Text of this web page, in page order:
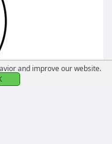
and improve our website.